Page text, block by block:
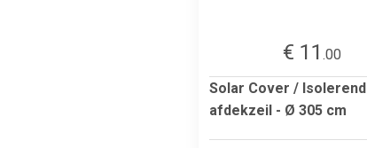
€ 11 .00
Solar Cover / Isolerend
afdekzeil - Ø 305 cm